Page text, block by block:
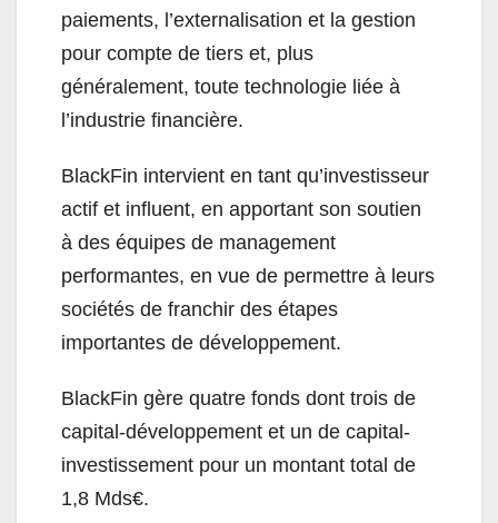
paiements, l’externalisation et la gestion
pour compte de tiers et, plus
généralement, toute technologie liée à
l’industrie financière.
BlackFin intervient en tant qu’investisseur
actif et influent, en apportant son soutien
à des équipes de management
performantes, en vue de permettre à leurs
sociétés de franchir des étapes
importantes de développement.
BlackFin gère quatre fonds dont trois de
capital-développement et un de capital-
investissement pour un montant total de
1,8 Mds€.